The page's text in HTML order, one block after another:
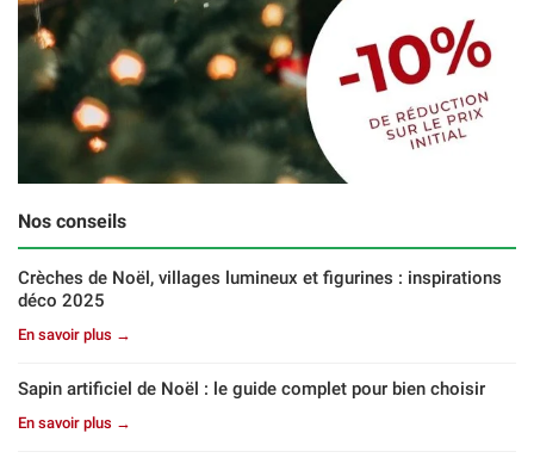
Nos conseils
Crèches de Noël, villages lumineux et figurines : inspirations
déco 2025
En savoir plus →
Sapin artificiel de Noël : le guide complet pour bien choisir
En savoir plus →